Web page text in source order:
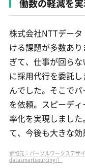
働数の軽減を
株式会社NTTデー
ける課題が多数あ
ぎて、仕事が回ら
に採用代行を委託
んでした。そこで
を依頼。スピーデ
率化を実現しまし
て、今後も大きな効
参照元：パーソルワークスデ
datasmartsourcing/）